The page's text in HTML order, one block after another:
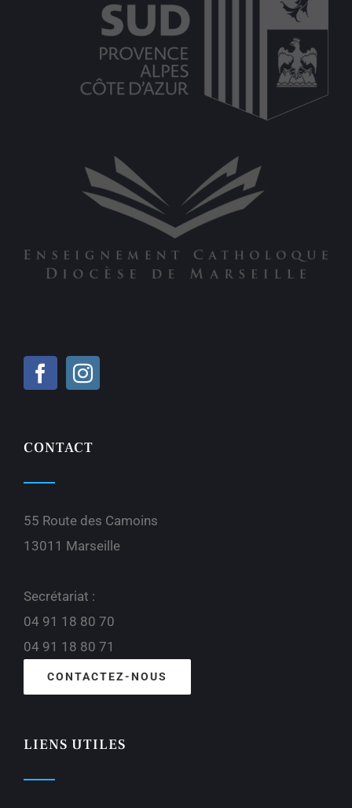
CONTACT
55 Route des Camoins
13011 Marseille
Secrétariat :
04 91 18 80 70
04 91 18 80 71
CONTACTEZ-NOUS
LIENS UTILES